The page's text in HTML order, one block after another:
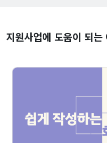
지원사업에 도움이 되는